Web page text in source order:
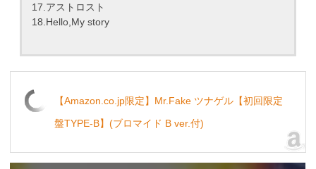
17.アストロスト
18.Hello,My story
【Amazon.co.jp限定】Mr.Fake ツナゲル【初回限定
盤TYPE-B】(ブロマイド B ver.付)